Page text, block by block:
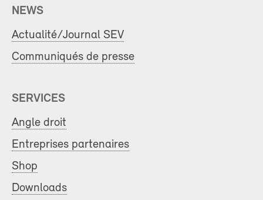
NEWS
Actualité/Journal SEV
Communiqués de presse
SERVICES
Angle droit
Entreprises partenaires
Shop
Downloads